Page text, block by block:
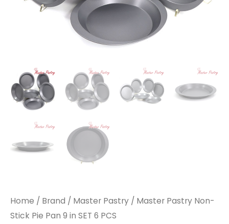
Home / Brand / Master Pastry / Master Pastry Non-
Stick Pie Pan 9 in SET 6 PCS